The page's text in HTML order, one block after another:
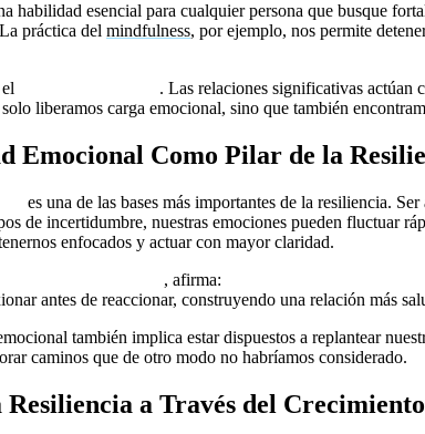
habilidad esencial para cualquier persona que busque
práctica del mindfulness, por ejemplo, nos permite
. Las relaciones significativas actúan
liberamos carga emocional, sino que también
Emocional Como Pilar de la
es una de las bases más importantes de la resiliencia.
de incertidumbre, nuestras emociones pueden fluctuar
enfocados y actuar con mayor claridad.
, afirma:
antes de reaccionar, construyendo una relación más
también implica estar dispuestos a replantear
caminos que de otro modo no habríamos considerado.
a Través del